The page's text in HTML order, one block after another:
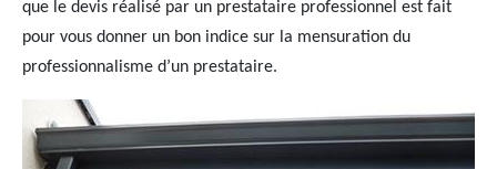
que le devis réalisé par un prestataire professionnel est fait
pour vous donner un bon indice sur la mensuration du
professionnalisme d’un prestataire.